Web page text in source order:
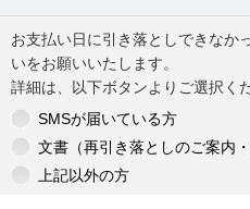
お支払い日に引き落としできなか
いをお願いいたします。
詳細は、以下ボタンよりご選択く
SMSが届いている方
文書（再引き落としのご案内
上記以外の方